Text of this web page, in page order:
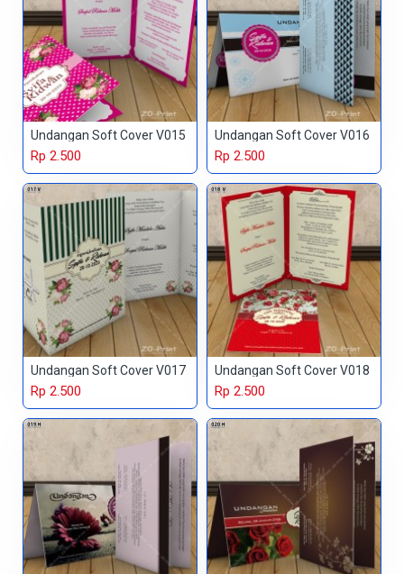
Undangan Soft Cover V015
Rp 2.500
Undangan Soft Cover V016
Rp 2.500
Undangan Soft Cover V017
Rp 2.500
Undangan Soft Cover V018
Rp 2.500